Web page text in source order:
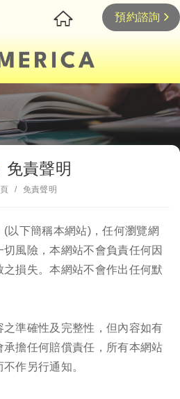
免責聲明
免責聲明
以下簡稱本網站)，任何瀏覽網
風險，本網站不會負責任何因
損失。本網站不會作出任何默
準確性及完整性，但內容如有
擔任何賠償責任，所有本網站
作另行通知。
預約諮詢